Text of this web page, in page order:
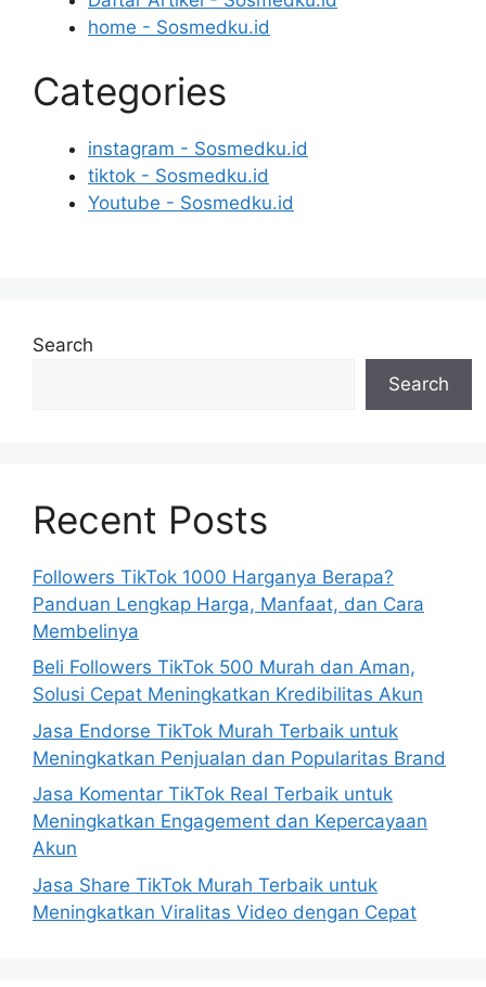
home - Sosmedku.id
Categories
instagram - Sosmedku.id
tiktok - Sosmedku.id
Youtube - Sosmedku.id
Search
Search
Recent Posts
Followers TikTok 1000 Harganya Berapa?
Panduan Lengkap Harga, Manfaat, dan Cara
Membelinya
Beli Followers TikTok 500 Murah dan Aman,
Solusi Cepat Meningkatkan Kredibilitas Akun
Jasa Endorse TikTok Murah Terbaik untuk
Meningkatkan Penjualan dan Popularitas Brand
Jasa Komentar TikTok Real Terbaik untuk
Meningkatkan Engagement dan Kepercayaan
Akun
Jasa Share TikTok Murah Terbaik untuk
Meningkatkan Viralitas Video dengan Cepat